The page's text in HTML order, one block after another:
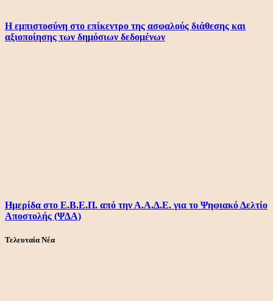
Η εμπιστοσύνη στο επίκεντρο της ασφαλούς διάθεσης και
αξιοποίησης των δημόσιων δεδομένων
Ημερίδα στο Ε.Β.Ε.Π. από την Α.Α.Δ.Ε. για το Ψηφιακό Δελτίο
Αποστολής (ΨΔΑ)
Τελευταία Νέα